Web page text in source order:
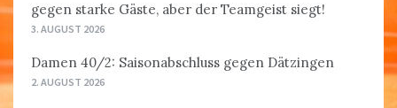
gegen starke Gäste, aber der Teamgeist siegt!
3. AUGUST 2026
Damen 40/2: Saisonabschluss gegen Dätzingen
2. AUGUST 2026